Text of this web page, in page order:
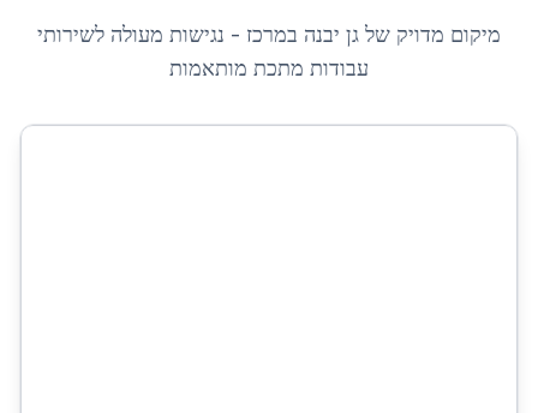
מיקום מדויק של גן יבנה במרכז - נגישות מעולה לשירותי
עבודות מתכת מותאמות